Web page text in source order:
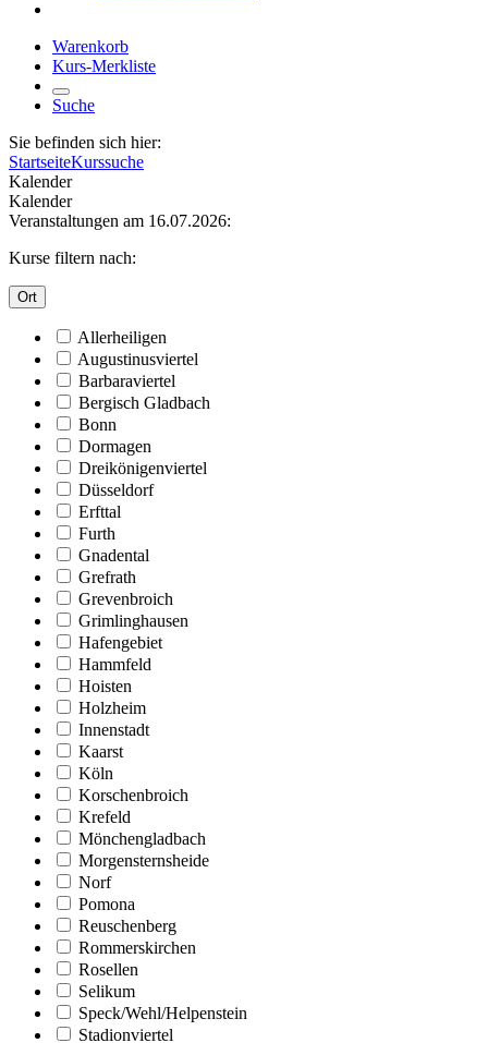
Warenkorb
Kurs-Merkliste
Suche
Sie befinden sich hier:
StartseiteKurssuche
Kalender
Kalender
Veranstaltungen am 16.07.2026:
Kurse filtern nach:
Ort
Allerheiligen
Augustinusviertel
Barbaraviertel
Bergisch Gladbach
Bonn
Dormagen
Dreikönigenviertel
Düsseldorf
Erfttal
Furth
Gnadental
Grefrath
Grevenbroich
Grimlinghausen
Hafengebiet
Hammfeld
Hoisten
Holzheim
Innenstadt
Kaarst
Köln
Korschenbroich
Krefeld
Mönchengladbach
Morgensternsheide
Norf
Pomona
Reuschenberg
Rommerskirchen
Rosellen
Selikum
Speck/Wehl/Helpenstein
Stadionviertel